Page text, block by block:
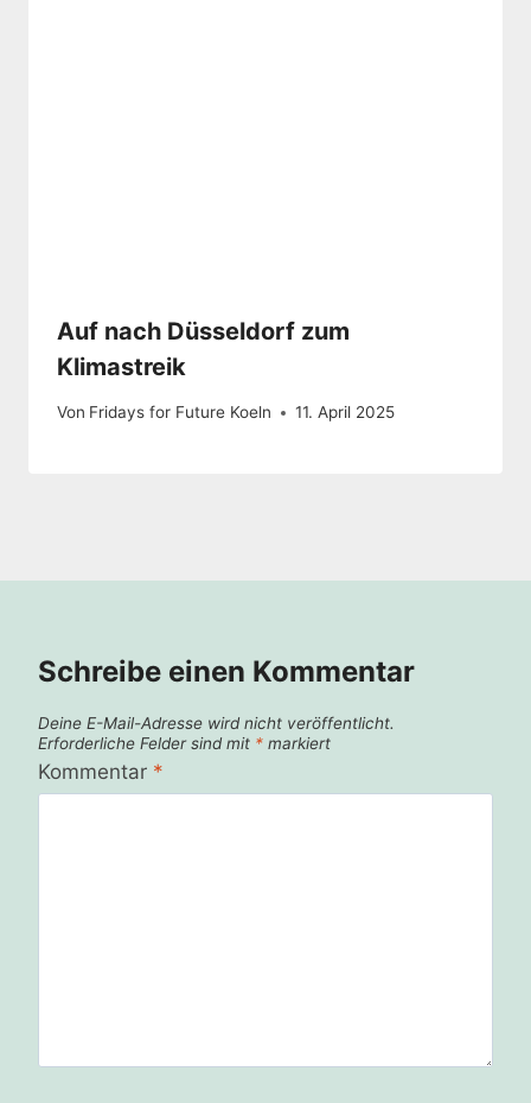
Auf nach Düsseldorf zum
Klimastreik
Von Fridays for Future Koeln 11. April 2025
Schreibe einen Kommentar
Deine E-Mail-Adresse wird nicht veröffentlicht.
Erforderliche Felder sind mit * markiert
Kommentar *